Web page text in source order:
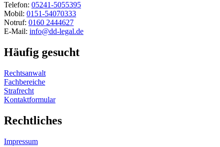
Telefon: 05241-5055395
Mobil: 0151-54070333
Notruf: 0160 2444627
E-Mail: info@dd-legal.de
Häufig gesucht
Rechtsanwalt
Fachbereiche
Strafrecht
Kontaktformular
Rechtliches
Impressum